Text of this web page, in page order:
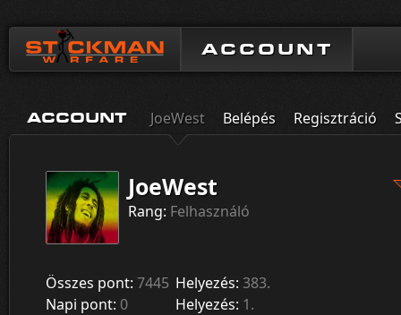
ACCOUNT
ACCOUNT JoeWest Belépés Regisztráció
JoeWest
Rang: Felhasználó
Összes pont: 7445 Helyezés: 383.
Napi pont: 0 Helyezés: 1.